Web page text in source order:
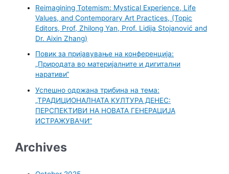
Reimagining Totemism: Mystical Experience, Life
Values, and Contemporary Art Practices, (Topic
Editors, Prof, Zhilong Yan, Prof. Lidija Stojanović and
Dr. Aixin Zhang)
Повик за пријавување на конференција:
„Природата во материјалните и дигитални
наративи“
Успешно одржана трибина на тема:
„ТРАДИЦИОНАЛНАТА КУЛТУРА ДЕНЕС:
ПЕРСПЕКТИВИ НА НОВАТА ГЕНЕРАЦИЈА
ИСТРАЖУВАЧИ“
Archives